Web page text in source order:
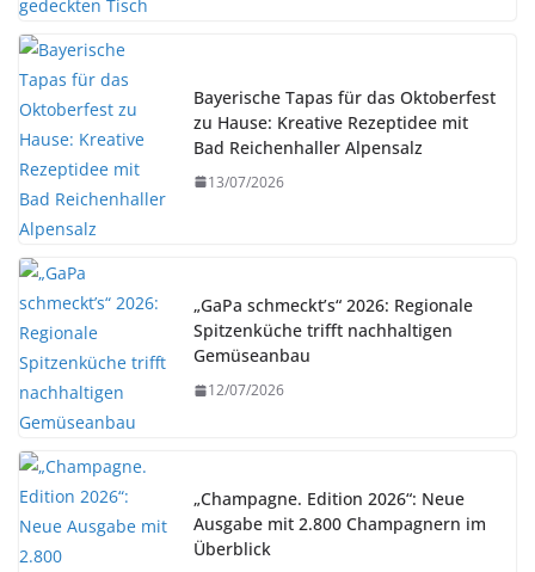
Bayerische Tapas für das Oktoberfest
zu Hause: Kreative Rezeptidee mit
Bad Reichenhaller Alpensalz
13/07/2026
„GaPa schmeckt’s“ 2026: Regionale
Spitzenküche trifft nachhaltigen
Gemüseanbau
12/07/2026
„Champagne. Edition 2026“: Neue
Ausgabe mit 2.800 Champagnern im
Überblick